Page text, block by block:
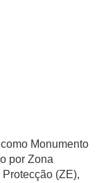
Monumento
por Zona
(ZE),